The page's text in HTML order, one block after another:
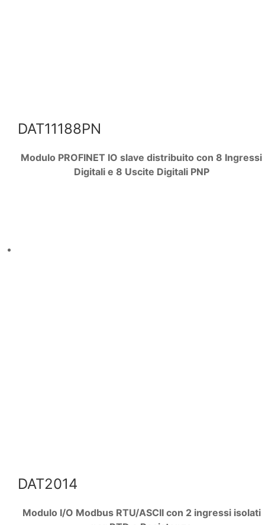
DAT11188PN
Modulo PROFINET IO slave distribuito con 8 Ingressi
Digitali e 8 Uscite Digitali PNP
DAT2014
Modulo I/O Modbus RTU/ASCII con 2 ingressi isolati